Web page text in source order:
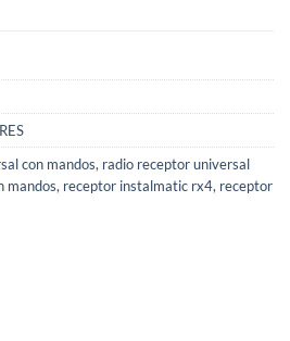
con mandos, radio receptor universal
mandos, receptor instalmatic rx4, receptor